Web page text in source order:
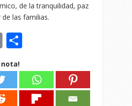
de la tranquilidad, paz
las familias.
Email